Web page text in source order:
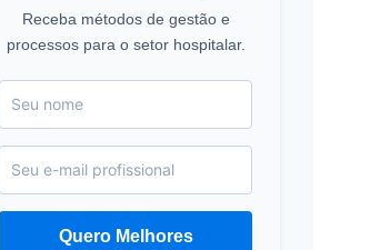
Receba métodos de gestão e
processos para o setor hospitalar.
Quero Melhores